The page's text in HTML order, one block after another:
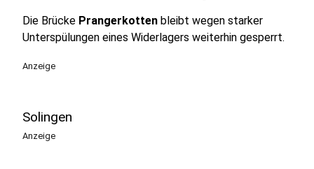
Die Brücke Prangerkotten bleibt wegen starker
Unterspülungen eines Widerlagers weiterhin gesperrt.
Anzeige
Solingen
Anzeige